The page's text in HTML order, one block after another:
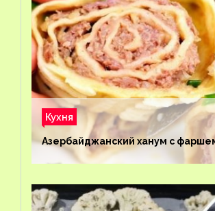
Кухня
Азербайджанский ханум с